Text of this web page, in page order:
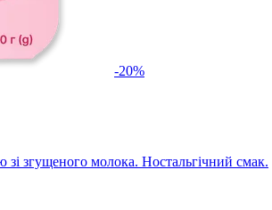
-20%
згущеного молока. Ностальгічний смак.